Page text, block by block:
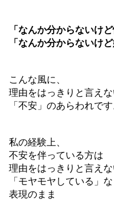
「なんか分からないけど
「なんか分からないけど
こんな風に、
理由をはっきりと言えな
「不安」のあらわれです
私の経験上、
不安を伴っている方は
理由をはっきりと言え
「モヤモヤしている」
表現のまま